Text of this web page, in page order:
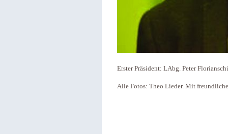
Erster Präsident:​ LAbg. Peter
Alle Fotos: Theo Lieder. Mit